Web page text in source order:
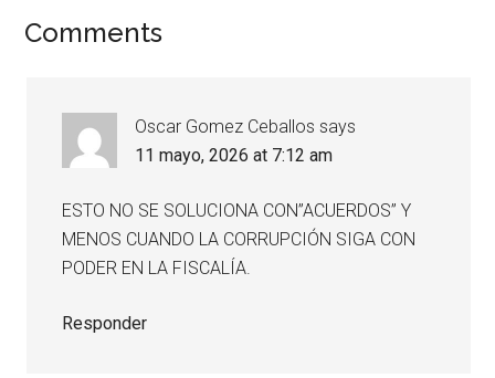
Comments
Oscar Gomez Ceballos says
11 mayo, 2026 at 7:12 am
ESTO NO SE SOLUCIONA CON”ACUERDOS” Y
MENOS CUANDO LA CORRUPCIÓN SIGA CON
PODER EN LA FISCALÍA.
Responder